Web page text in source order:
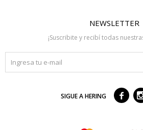
NEWSLETTER
¡Suscribite y recibí todas
SIGUE A HERING 